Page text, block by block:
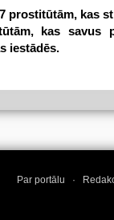
prostitūtām, kas
kas savus
iestādēs.
Par portālu ·